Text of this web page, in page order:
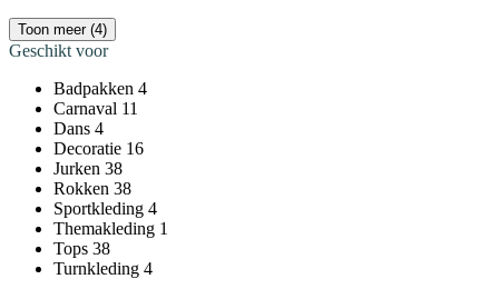
Toon meer (4)
Geschikt voor
Badpakken 4
Carnaval 11
Dans 4
Decoratie 16
Jurken 38
Rokken 38
Sportkleding 4
Themakleding 1
Tops 38
Turnkleding 4